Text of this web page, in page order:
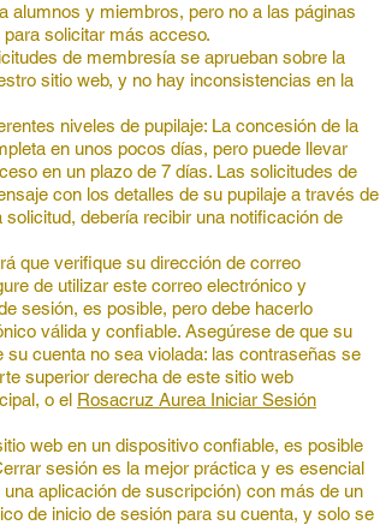
alumnos y miembros, pero no a las páginas
solicitar más acceso.
de membresía se aprueban sobre la
sitio web, y no hay inconsistencias en la
niveles de pupilaje: La concesión de la
en unos pocos días, pero puede llevar
en un plazo de 7 días. Las solicitudes de
con los detalles de su pupilaje a través de
debería recibir una notificación de
que verifique su dirección de correo
de utilizar este correo electrónico y
sesión, es posible, pero debe hacerlo
válida y confiable. Asegúrese de que su
cuenta no sea violada: las contraseñas se
superior derecha de este sitio web
o el Rosacruz Aurea Iniciar Sesión
web en un dispositivo confiable, es posible
sesión es la mejor práctica y es esencial
aplicación de suscripción) con más de un
de inicio de sesión para su cuenta, y solo se